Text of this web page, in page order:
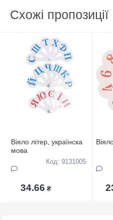
Схожі пропозиції
Віяло літер, українска
мова
Код: 9131005
34.66 ₴